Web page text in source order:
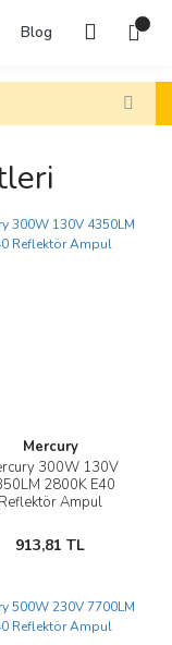
Blog
Mercury
300W 130V
2800K E40
Reflektör Ampul
913,81 TL